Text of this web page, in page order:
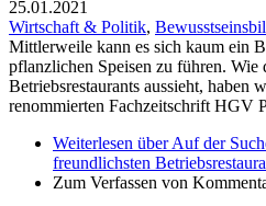
25.01.2021
Wirtschaft & Politik,
Mittlerweile kann es sich kaum ein
pflanzlichen Speisen zu führen. Wie
Betriebsrestaurants aussieht, haben
renommierten Fachzeitschrift HGV
Weiterlesen über Auf der
freundlichsten
Zum Verfassen von